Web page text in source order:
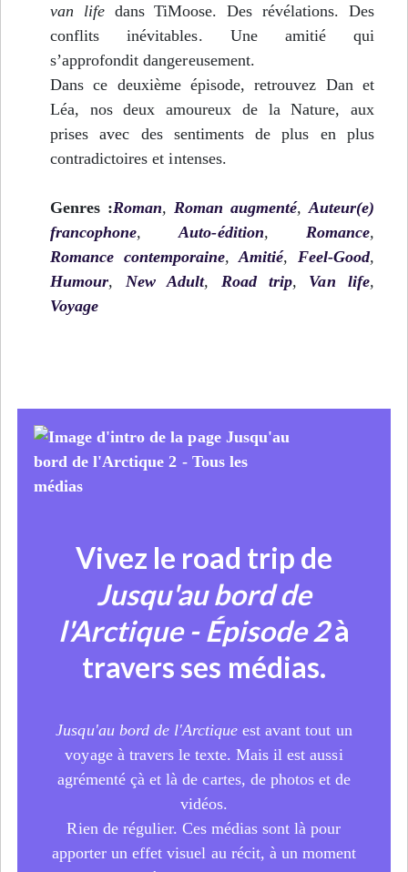
van lifedans TiMoose. Des révélations. Des
conflits inévitables. Une amitié qui
s’approfondit dangereusement.
Dans ce deuxième épisode, retrouvez Dan et
Léa, nos deux amoureux de la Nature, aux
prises avec des sentiments de plus en plus
contradictoires et intenses.
Genres :Roman, Roman augmenté, Auteur(e)
francophone,Auto-édition, Romance,
Romance contemporaine,Amitié, Feel-Good,
Humour, New Adult, Road trip, Van life,
Voyage
Vivez le road trip de
Jusqu'au bord de
l'Arctique - Épisode 2à
travers ses médias.
Jusqu'au bord de l'Arctique est avant tout un
voyage à travers le texte. Mais il est aussi
agrémenté çà et là de cartes, de photos et de
vidéos.
Rien de régulier. Ces médias sont là pour
apporter un effet visuel au récit, à un moment